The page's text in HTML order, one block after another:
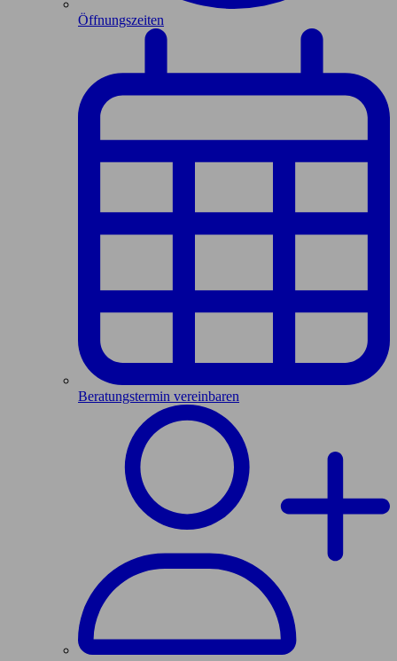
Öffnungszeiten
Beratungstermin vereinbaren